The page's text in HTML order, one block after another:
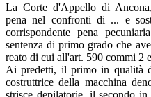
La Corte d'Appello di
pena nel confronti di ... e
corrispondente pena
sentenza di primo grado che
reato di cui all'art. 590 commi 2
Ai predetti, il primo in qualità
costruttrice della macchina
strisce depilatorie, il secondo